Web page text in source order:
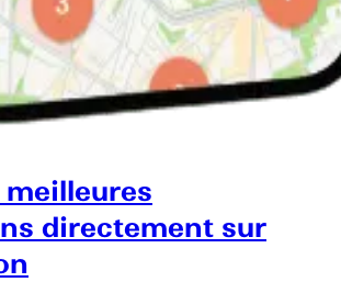
meilleures
directement sur